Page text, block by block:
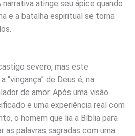
narrativa atinge seu ápice quando
e a batalha espiritual se torna
severo, mas este
“vingança” de Deus é, na
de amor. Após uma visão
e uma experiência real com
o homem que lia a Bíblia para
as palavras sagradas com uma